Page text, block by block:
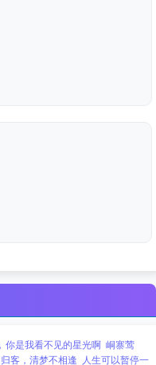
你是我看不见的星光啊 峒寨莺
客，清梦不相逢 人生可以暂停一